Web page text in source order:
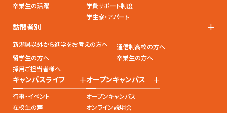
卒業生の活躍
学費サポート制度
学生寮・アパート
訪問者別 +
新潟県以外から進学をお考えの方へ
通信制高校の方へ
留学生の方へ
卒業生の方へ
採用ご担当者様へ
キャンパスライフ +
行事・イベント
在校生の声
オープンキャンパス +
オープンキャンパス
オンライン説明会